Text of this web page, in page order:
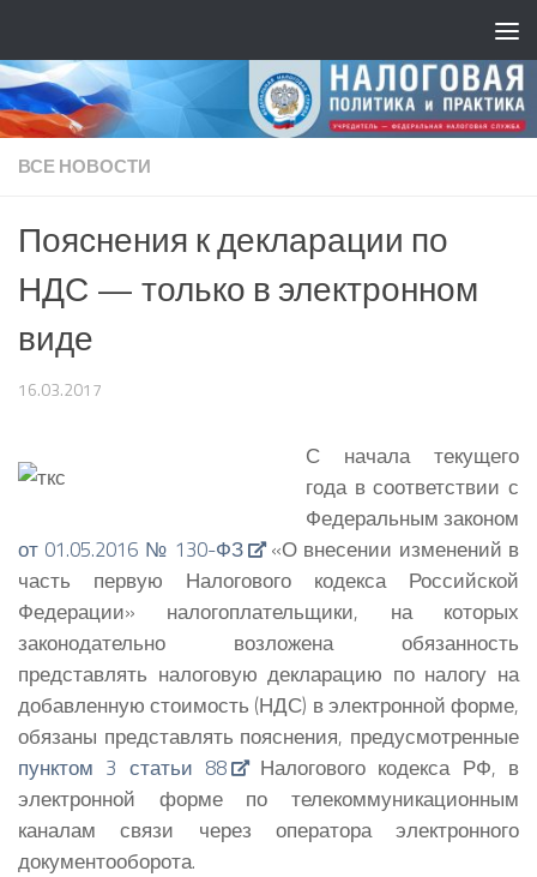
ВСЕ НОВОСТИ
Пояснения к декларации по
НДС — только в электронном
виде
16.03.2017
С начала текущего
года в соответствии с
Федеральным законом
от 01.05.2016 № 130-ФЗ
«О внесении изменений в
часть первую Налогового кодекса Российской
Федерации» налогоплательщики, на которых
законодательно возложена обязанность
представлять налоговую декларацию по налогу на
добавленную стоимость (НДС) в электронной форме,
обязаны представлять пояснения, предусмотренные
пунктом 3 статьи 88
Налогового кодекса РФ, в
электронной форме по телекоммуникационным
каналам связи через оператора электронного
документооборота.